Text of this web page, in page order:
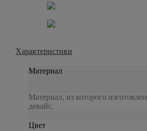
Характеристики
Материал
Материал, из которого изготовлен
девайс.
Цвет